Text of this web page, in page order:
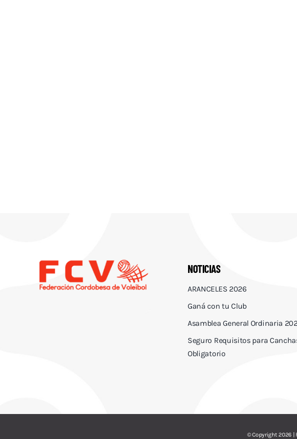
NOTICIAS
ARANCELES 2026
Ganá con tu Club
Asamblea General Ordinaria
Seguro Requisitos para
Obligatorio
© Copyright 2026 |